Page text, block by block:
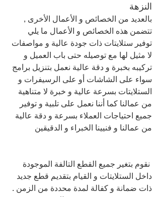
النزهة
بالعديد من الخصائص و الأعمال الأخرى ,
تتضمن هذه الخصائص و الأعمال ما يلي
توفير ستلايتات ذات جودة عالية و مواصفات
لا مثيل لها مع توصيله حتى باب العميل و
تركيبه بخبرة و دقة عالية نعمل بتنزيل برامج
سواء على الشاشات أو على الرسيفرات و
الستلايتات بسرعة عالية و خبرة لا متناهية
من عمالنا كما أننا نعمل على تلبية و توفير
جميع احتياجات العملاء بسرعة و دقة عالية
من عمالنا و فنيينا الخبراء و الدقيقين
نقوم بتغير جميع القطع التالفة الموجودة
داخل الستلايتات و القيام بتقديم قطع جديد
ذات ضمانة و كفالة لمدة محددة من الزمن .